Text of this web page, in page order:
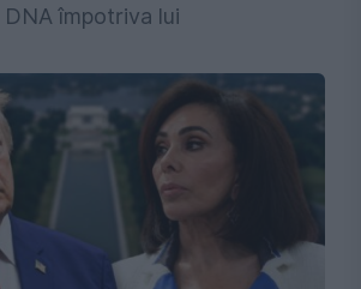
DNA împotriva lui